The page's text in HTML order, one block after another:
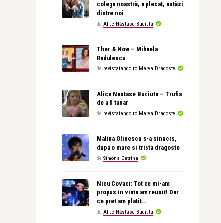
colega noastră, a plecat, astăzi,
dintre noi
de Alice Năstase Buciuta
Then & Now – Mihaela
Radulescu
de revistatango.ro Marea Dragoste
Alice Nastase Buciuta – Trufia
de a fi tanar
de revistatango.ro Marea Dragoste
Malina Olinescu s-a sinucis,
dupa o mare si trista dragoste
de Simona Catrina
Nicu Covaci: Tot ce mi-am
propus in viata am reusit! Dar
ce pret am platit…
de Alice Năstase Buciuta